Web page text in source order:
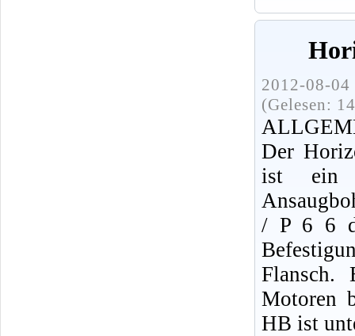
2012-08-
(Gelesen:
Der
ist ein
/ P 6 6
Flansch.
Motoren
HB ist